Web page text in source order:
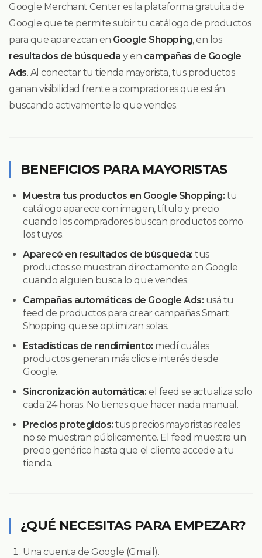
Google Merchant Center es la plataforma gratuita de
Google que te permite subir tu catálogo de productos
para que aparezcan en Google Shopping, en los
resultados de búsqueda y en campañas de Google
Ads. Al conectar tu tienda mayorista, tus productos
ganan visibilidad frente a compradores que están
buscando activamente lo que vendes.
BENEFICIOS PARA MAYORISTAS
Muestra tus productos en Google Shopping: tu
catálogo aparece con imagen, título y precio
cuando los compradores buscan productos como
los tuyos.
Aparecé en resultados de búsqueda: tus
productos se muestran directamente en Google
cuando alguien busca lo que vendes.
Campañas automáticas de Google Ads: usá tu
feed de productos para crear campañas Smart
Shopping que se optimizan solas.
Estadísticas de rendimiento: medí cuáles
productos generan más clics e interés desde
Google.
Sincronización automática: el feed se actualiza solo
cada 24 horas. No tienes que hacer nada manual.
Precios protegidos: tus precios mayoristas reales
no se muestran públicamente. El feed muestra un
precio genérico hasta que el cliente accede a tu
tienda.
¿QUÉ NECESITAS PARA EMPEZAR?
Una cuenta de Google (Gmail).